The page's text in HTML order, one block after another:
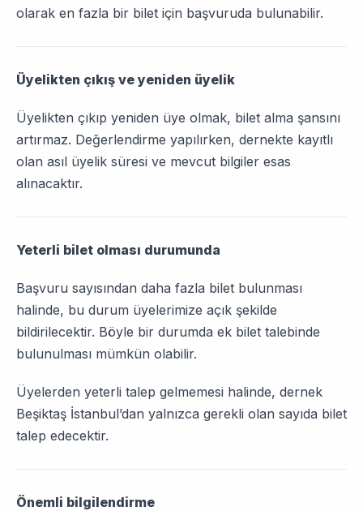
olarak en fazla bir bilet için başvuruda bulunabilir.
Üyelikten çıkış ve yeniden üyelik
Üyelikten çıkıp yeniden üye olmak, bilet alma şansını
artırmaz. Değerlendirme yapılırken, dernekte kayıtlı
olan asıl üyelik süresi ve mevcut bilgiler esas
alınacaktır.
Yeterli bilet olması durumunda
Başvuru sayısından daha fazla bilet bulunması
halinde, bu durum üyelerimize açık şekilde
bildirilecektir. Böyle bir durumda ek bilet talebinde
bulunulması mümkün olabilir.
Üyelerden yeterli talep gelmemesi halinde, dernek
Beşiktaş İstanbul’dan yalnızca gerekli olan sayıda bilet
talep edecektir.
Önemli bilgilendirme